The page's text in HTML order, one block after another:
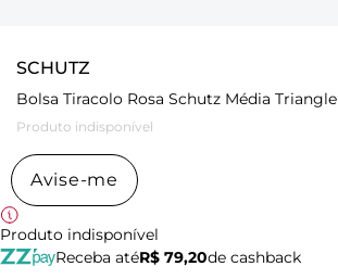
SCHUTZ
Bolsa Tiracolo Rosa Schutz Média Triangle
Produto indisponível
Avise-me
Produto indisponível
Receba atéR$ 79,20de cashback